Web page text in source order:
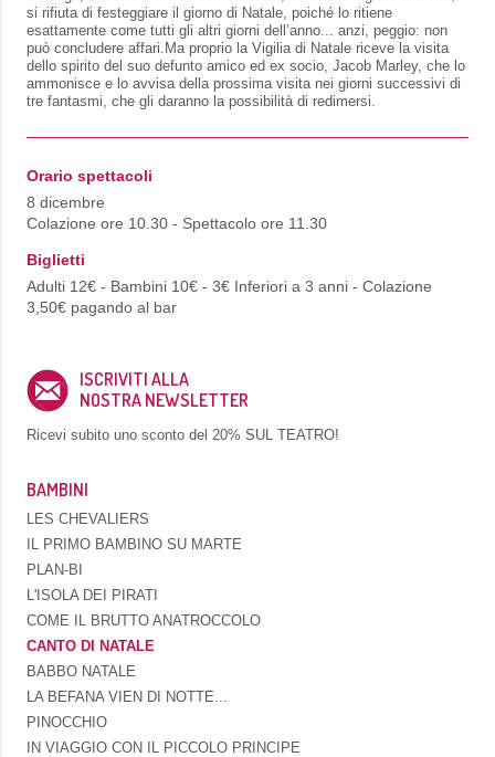
si rifiuta di festeggiare il giorno di Natale, poiché lo ritiene
esattamente come tutti gli altri giorni dell’anno... anzi, peggio: non
può concludere affari.Ma proprio la Vigilia di Natale riceve la visita
dello spirito del suo defunto amico ed ex socio, Jacob Marley, che lo
ammonisce e lo avvisa della prossima visita nei giorni successivi di
tre fantasmi, che gli daranno la possibilità di redimersi.
Orario spettacoli
8 dicembre
Colazione ore 10.30 - Spettacolo ore 11.30
Biglietti
Adulti 12€ - Bambini 10€ - 3€ Inferiori a 3 anni - Colazione
3,50€ pagando al bar
ISCRIVITI ALLA
NOSTRA NEWSLETTER
Ricevi subito uno sconto del 20% SUL TEATRO!
BAMBINI
LES CHEVALIERS
IL PRIMO BAMBINO SU MARTE
PLAN-BI
L'ISOLA DEI PIRATI
COME IL BRUTTO ANATROCCOLO
CANTO DI NATALE
BABBO NATALE
LA BEFANA VIEN DI NOTTE...
PINOCCHIO
IN VIAGGIO CON IL PICCOLO PRINCIPE